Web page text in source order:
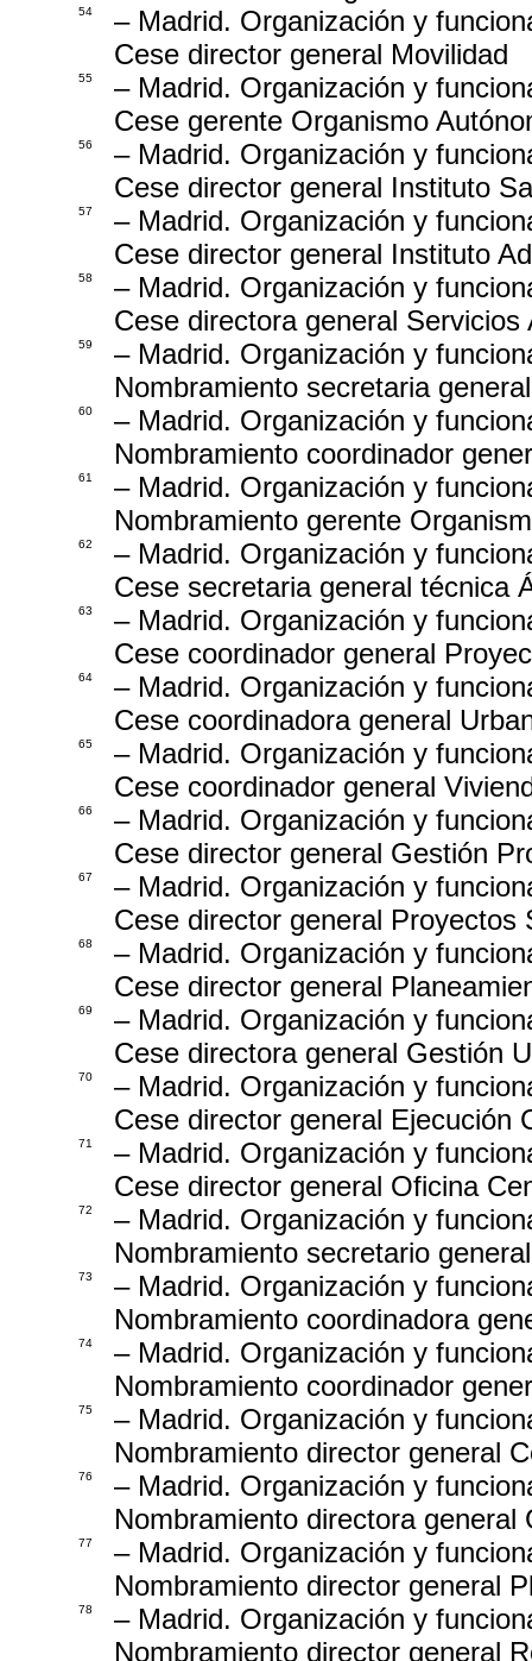
54
– Madrid. Organización y
Cese director general Movilidad
55
– Madrid. Organización y
Cese gerente Organismo
56
– Madrid. Organización y
Cese director general Instituto
57
– Madrid. Organización y
Cese director general Instituto
58
– Madrid. Organización y
Cese directora general
59
– Madrid. Organización y
Nombramiento secretaria
60
– Madrid. Organización y
Nombramiento coordinador
61
– Madrid. Organización y
Nombramiento gerente
62
– Madrid. Organización y
Cese secretaria general técnica
63
– Madrid. Organización y
Cese coordinador general
64
– Madrid. Organización y
Cese coordinadora general
65
– Madrid. Organización y
Cese coordinador general
66
– Madrid. Organización y
Cese director general Gestión
67
– Madrid. Organización y
Cese director general Proyectos
68
– Madrid. Organización y
Cese director general
69
– Madrid. Organización y
Cese directora general Gestión
70
– Madrid. Organización y
Cese director general Ejecución
71
– Madrid. Organización y
Cese director general Oficina
72
– Madrid. Organización y
Nombramiento secretario
73
– Madrid. Organización y
Nombramiento coordinadora
74
– Madrid. Organización y
Nombramiento coordinador
75
– Madrid. Organización y
Nombramiento director general
76
– Madrid. Organización y
Nombramiento directora general
77
– Madrid. Organización y
Nombramiento director general
78
– Madrid. Organización y
Nombramiento director general